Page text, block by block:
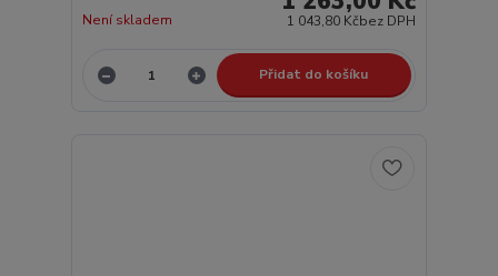
1 043,80 Kčbez DPH
Není skladem
Přidat do košíku